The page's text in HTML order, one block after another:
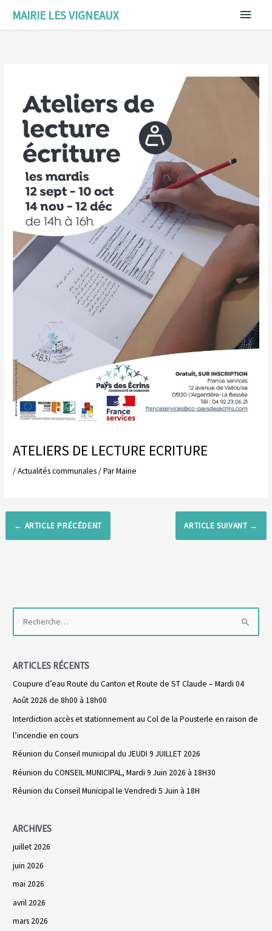
contenu
MAIRIE LES VIGNEAUX
Menu
ATELIERS DE LECTURE ECRITURE
/Actualités communales/ ParMairie
← ARTICLE PRÉCÉDENT ARTICLE SUIVANT →
e
r
c
h
e
r
ARTICLES RÉCENTS
Coupure d’eau Route du Canton et Route de ST Claude – Mardi 04
Août 2026 de 8h00 à 18h00
Interdiction accès et stationnement au Col de la Pousterle en raison de
l’incendie en cours
Réunion du Conseil municipal du JEUDI 9 JUILLET 2026
Réunion du CONSEIL MUNICIPAL, Mardi 9 Juin 2026 à 18H30
Réunion du Conseil Municipal le Vendredi 5 Juin à 18H
ARCHIVES
juillet 2026
juin 2026
mai 2026
avril 2026
mars 2026